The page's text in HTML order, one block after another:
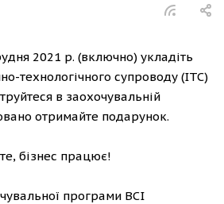
2021 р. (включно) укладіть
технологічного супроводу (ІТС)
в заохочувальній
отримайте подарунок.
бізнес працює!
програми ВСІ